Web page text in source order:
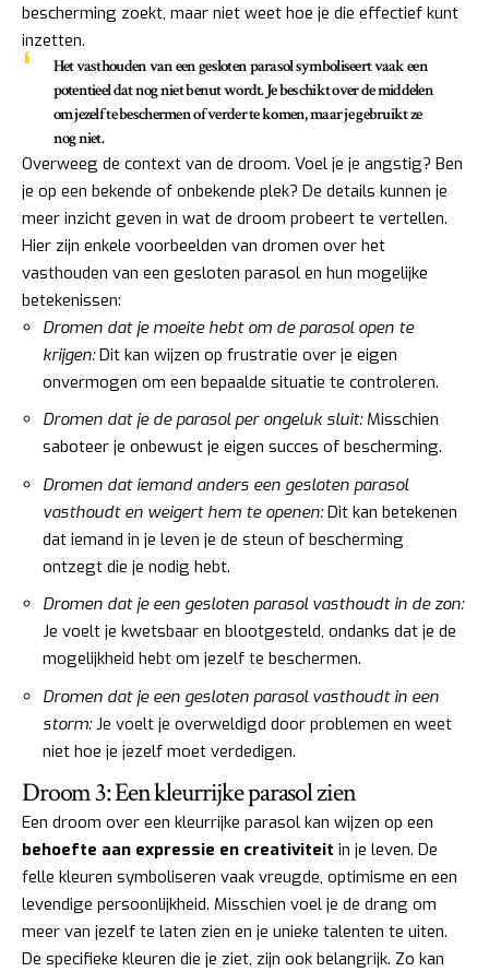
bescherming zoekt, maar niet weet hoe je die effectief kunt
inzetten.
Het vasthouden van een gesloten parasol symboliseert vaak een
potentieel dat nog niet benut wordt. Je beschikt over de middelen
om jezelf te beschermen of verder te komen, maar je gebruikt ze
nog niet.
Overweeg de context van de droom. Voel je je angstig? Ben
je op een bekende of onbekende plek? De details kunnen je
meer inzicht geven in wat de droom probeert te vertellen.
Hier zijn enkele voorbeelden van dromen over het
vasthouden van een gesloten parasol en hun mogelijke
betekenissen:
Dromen dat je moeite hebt om de parasol open te
krijgen:Dit kan wijzen op frustratie over je eigen
onvermogen om een bepaalde situatie te controleren.
Dromen dat je de parasol per ongeluk sluit:Misschien
saboteer je onbewust je eigen succes of bescherming.
Dromen dat iemand anders een gesloten parasol
vasthoudt en weigert hem te openen:Dit kan betekenen
dat iemand in je leven je de steun of bescherming
ontzegt die je nodig hebt.
Dromen dat je een gesloten parasol vasthoudt in de zon:
Je voelt je kwetsbaar en blootgesteld, ondanks dat je de
mogelijkheid hebt om jezelf te beschermen.
Dromen dat je een gesloten parasol vasthoudt in een
storm:Je voelt je overweldigd door problemen en weet
niet hoe je jezelf moet verdedigen.
Droom 3: Een kleurrijke parasol zien
Een droom over een kleurrijke parasol kan wijzen op een
behoefte aan expressie en creativiteit in je leven. De
felle kleuren symboliseren vaak vreugde, optimisme en een
levendige persoonlijkheid. Misschien voel je de drang om
meer van jezelf te laten zien en je unieke talenten te uiten.
De specifieke kleuren die je ziet, zijn ook belangrijk. Zo kan